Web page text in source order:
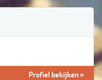
Profiel bekijken»